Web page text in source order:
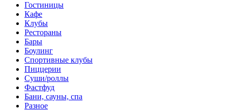
Гостиницы
Кафе
Клубы
Рестораны
Бары
Боулинг
Спортивные клубы
Пиццерии
Суши/роллы
Фастфуд
Бани, сауны, спа
Разное